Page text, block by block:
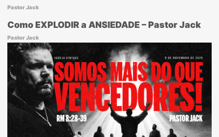
Pastor Jack
Como EXPLODIR a ANSIEDADE – Pastor Jack
Pastor Jack